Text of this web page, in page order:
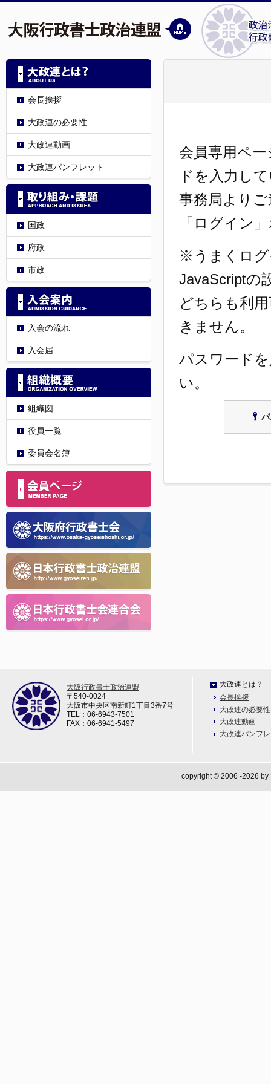
会長挨拶
大政連の必要性
大政連動画
大政連パンフレット
国政
府政
市政
入会の流れ
入会届
組織図
役員一覧
委員会名簿
会員専用ペ
ドを入力し
事務局より
「ログイン
※うまくログ
JavaScriptの
どちらも利
きません。
パスワード
い。
大阪行政書士政治連盟
〒540-0024
大阪市中央区南新町1丁目3番7号
TEL：06-6943-7501
FAX：06-6941-5497
大政連とは？
会長挨拶
大政連の必要性
大政連動画
大政連パンフ
copyright © 2006 -2026 by